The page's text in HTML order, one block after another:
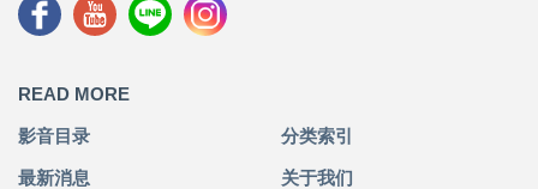
READ MORE
影音目录 分类索引
最新消息 关于我们